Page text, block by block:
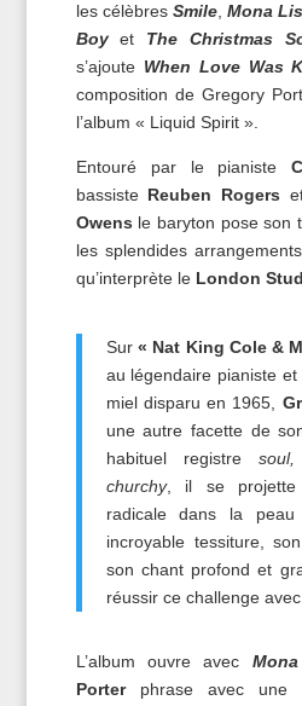
les célèbres Smile, Mona
Boyet The Christmas
s’ajoute When Love Was
composition de Gregory
l’album « Liquid Spirit ».
Entouré par le pianiste
bassiste Reuben Rogers
Owens le baryton pose son
les splendides
qu’interprète le London
Sur « Nat King Cole &
au légendaire pianiste
miel disparu en 1965,
une autre facette de
habituel registre
churchy, il se projette
radicale dans la peau
incroyable tessiture,
son chant profond et
réussir ce challenge avec
L’album ouvre avec
Porterphrase avec une